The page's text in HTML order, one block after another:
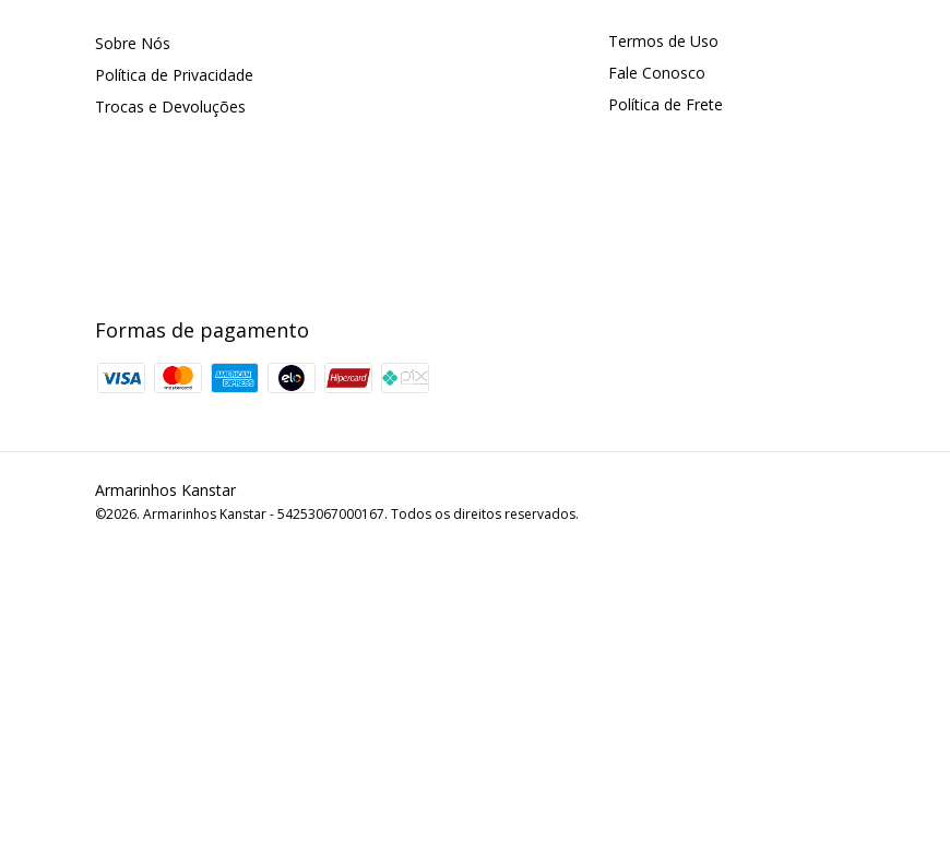
Sobre Nós
Política de Privacidade
Trocas e Devoluções
Termos de Uso
Fale Conosco
Política de Frete
Formas de pagamento
Armarinhos Kanstar
©2026. Armarinhos Kanstar - 54253067000167. Todos os direitos reservados.